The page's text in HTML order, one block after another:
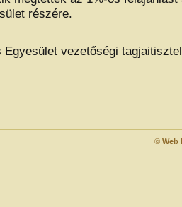
részére.
Egyesület vezetőségi
©Web